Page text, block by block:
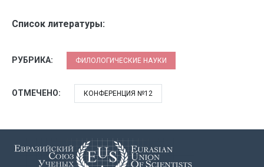
Список литературы:
РУБРИКА: ФИЛОЛОГИЧЕСКИЕ НАУКИ
ОТМЕЧЕНО: КОНФЕРЕНЦИЯ №12